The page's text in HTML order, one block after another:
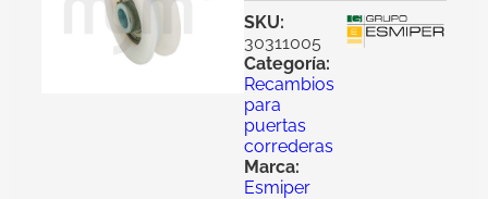
SKU:
30311005
Categoría:
Recambios
para
puertas
correderas
Marca:
Esmiper